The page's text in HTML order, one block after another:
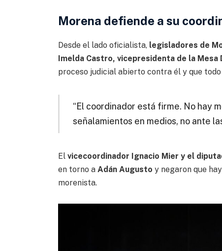
Morena defiende a su
Desde el lado oficialista,legisladores de
Imelda Castro, vicepresidenta de la Mesa
proceso judicial abierto contra él y que
“El coordinador está firme. No hay
señalamientos en medios, no ante
El vicecoordinador Ignacio Mier y el
en torno a Adán Augusto y negaron que
morenista.